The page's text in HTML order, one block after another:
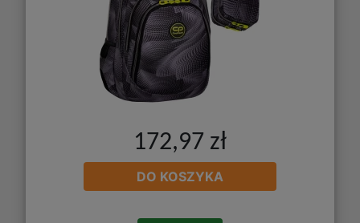
172,97 zł
DO KOSZYKA